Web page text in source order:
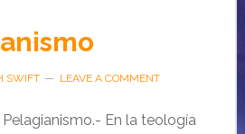
SWIFT LEAVE A COMMENT
En la teología